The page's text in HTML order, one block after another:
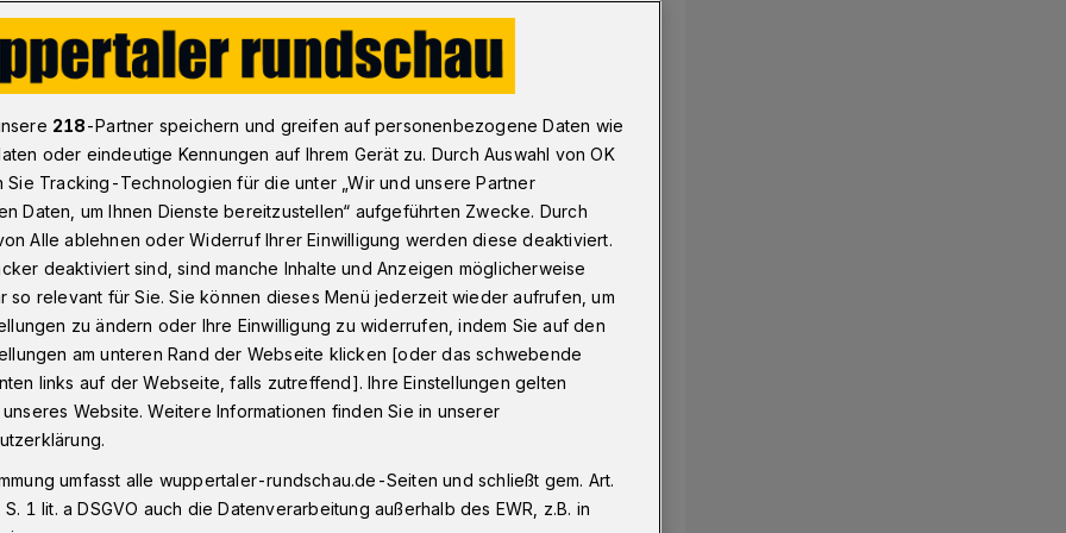
denkt Architektur neu
denkt
aus Indien kam Anfang 2022 nach
Programm teilzunehmen. Hier
und er ist geblieben.
218-Partner speichern und greifen auf personenbezogene Daten wie
oder eindeutige Kennungen auf Ihrem Gerät zu. Durch Auswahl von OK
Sie Tracking-Technologien für die unter „Wir und unsere Partner
Daten, um Ihnen Dienste bereitzustellen“ aufgeführten Zwecke. Durch
Alle ablehnen oder Widerruf Ihrer Einwilligung werden diese deaktiviert.
deaktiviert sind, sind manche Inhalte und Anzeigen möglicherweise
so relevant für Sie. Sie können dieses Menü jederzeit wieder aufrufen, um
zu ändern oder Ihre Einwilligung zu widerrufen, indem Sie auf den
am unteren Rand der Webseite klicken [oder das schwebende
links auf der Webseite, falls zutreffend]. Ihre Einstellungen gelten
Website. Weitere Informationen finden Sie in unserer
umfasst alle wuppertaler-rundschau.de-Seiten und schließt gem. Art.
1 lit. a DSGVO auch die Datenverarbeitung außerhalb des EWR, z.B. in